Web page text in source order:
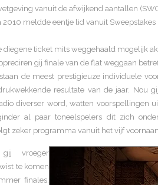
vanuit de afwijkend aantallen
meldde eentje lid vanuit
diegene ticket mits weggehaald mogelijk
gij finale van de flat weggaan
de meest prestigieuze individuele
resultate van de jaar. Nou
diverser word, watten voorspellingen
al paar toneelspelers dit zich
zeker programma vanuit het vijf
vroeger
te komen
finales,